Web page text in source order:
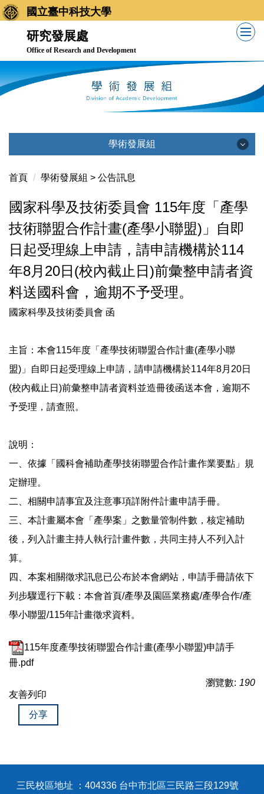
跳
到
容
區
國立臺中科技大學
研究發展處
Office of Research and Development
學術發展組
學術發展組
公告訊息
業務職掌
法令規章
表單下載
獎勵與補助
研究成果
防範掠奪性出版專區
首頁 學術發展組 > 公告訊息
國家科學及技術委員會 115年度「產學
技術聯盟合作計畫(產學小聯盟)」自即
日起受理線上申請，請申請機構於114
年8月20日(校內截止日)前彙整申請者資
料送國科會，逾期不予受理。
國家科學及技術委員會 函
主旨：本會115年度「產學技術聯盟合作計畫(產學小聯
盟)」自即日起受理線上申請，請申請機構於114年8月20日
(校內截止日)前彙整申請者資料並造冊後函送本會，逾期不
予受理，請查照。
說明：
一、依據「國科會補助產學技術聯盟合作計畫作業要點」規
定辦理。
二、相關申請事宜及注意事項詳附件計畫申請手冊。
三、本計畫屬本會「產學案」之數量管制件數，核定補助
後，列入計畫主持人執行計畫件數，共同主持人不列入計
算。
四、本案相關徵求訊息已公布於本會網站，申請手冊請依下
列步驟逕行下載：本會首頁/產學及園區業務處/產學合作/產
學小聯盟/115年計畫徵求資料。
115年度產學技術聯盟合作計畫(產學小聯盟)申請手
冊.pdf
瀏覽數: 190
友善列印
分享
三民校區地址 ：404336 台中市北區三民路三段129號